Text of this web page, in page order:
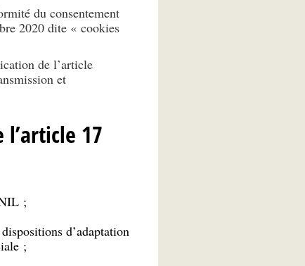
du consentement
2020 dite « cookies
de l’article
et
17
;
d’adaptation
;